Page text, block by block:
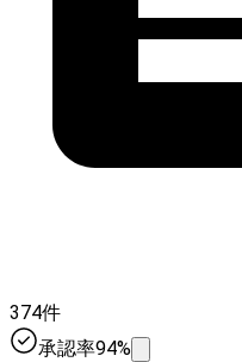
374件
承認率94%